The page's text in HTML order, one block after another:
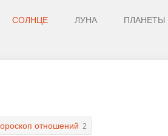
СОЛНЦЕ ЛУНА ПЛАНЕТЫ
отношений 2